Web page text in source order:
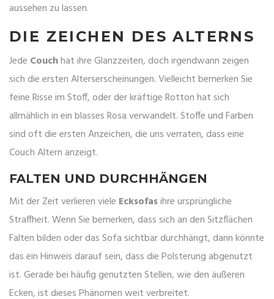
aussehen zu lassen.
DIE ZEICHEN DES ALTERNS
Jede Couchhat ihre Glanzzeiten, doch irgendwann zeigen
sich die ersten Alterserscheinungen. Vielleicht bemerken Sie
feine Risse im Stoff, oder der kräftige Rotton hat sich
allmählich in ein blasses Rosa verwandelt. Stoffe und Farben
sind oft die ersten Anzeichen, die uns verraten, dass eine
Couch Altern anzeigt.
FALTEN UND DURCHHÄNGEN
Mit der Zeit verlieren viele Ecksofasihre ursprüngliche
Straffheit. Wenn Sie bemerken, dass sich an den Sitzflächen
Falten bilden oder das Sofa sichtbar durchhängt, dann könnte
das ein Hinweis darauf sein, dass die Polsterung abgenutzt
ist. Gerade bei häufig genutzten Stellen, wie den äußeren
Ecken, ist dieses Phänomen weit verbreitet.